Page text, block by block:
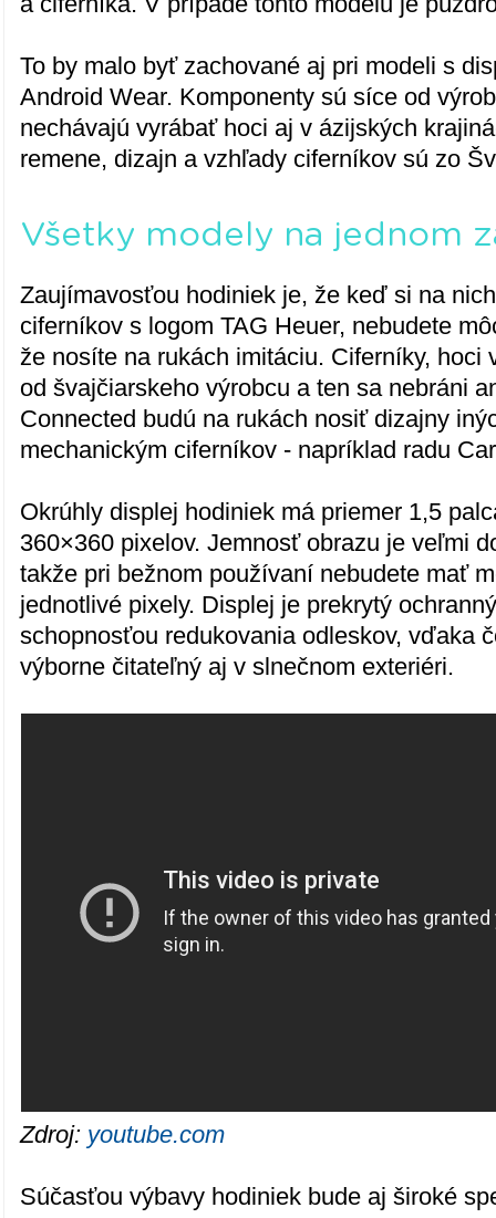
To by malo byť zachované aj pri modeli s
Android Wear. Komponenty sú síce od
nechávajú vyrábať hoci aj v ázijských
remene, dizajn a vzhľady ciferníkov sú zo
Všetky modely na jednom
Zaujímavosťou hodiniek je, že keď si na
ciferníkov s logom TAG Heuer, nebudete
že nosíte na rukách imitáciu. Ciferníky, hoci
od švajčiarskeho výrobcu a ten sa nebráni
Connected budú na rukách nosiť dizajny
mechanickým ciferníkov - napríklad radu
Okrúhly displej hodiniek má priemer 1,5
360×360 pixelov. Jemnosť obrazu je veľmi
takže pri bežnom používaní nebudete mať
jednotlivé pixely. Displej je prekrytý
schopnosťou redukovania odleskov, vďaka
výborne čitateľný aj v slnečnom exteriéri.
Zdroj: youtube.com
Súčasťou výbavy hodiniek bude aj široké